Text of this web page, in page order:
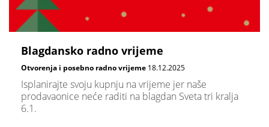
Blagdansko radno vrijeme
Otvorenja i posebno radno vrijeme 18.12.2025
Isplanirajte svoju kupnju na vrijeme jer naše
prodavaonice neće raditi na blagdan Sveta tri kralja
6.1.